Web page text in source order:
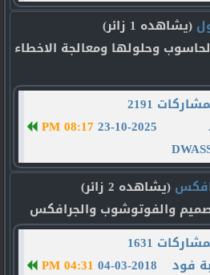
(يشاهده 1 زائر)
وحلولها ومعالجة الاخطاء
2191
23-10-2025
08:17 PM
(يشاهده 2 زائر)
والفوتوشوب والجرافكس
1631
04-03-2018
04:31 PM
فود